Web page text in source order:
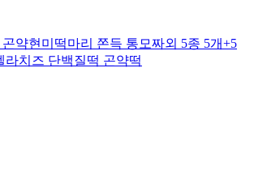
약현미떡마리 쫀득 통모짜외 5종 5개+5
라치즈 단백질떡 곤약떡